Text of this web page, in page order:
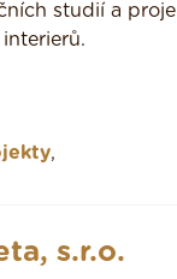
studií a
,
s.r.o.